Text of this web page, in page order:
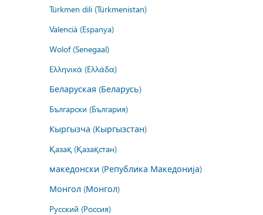
Türkmen dili (Türkmenistan)
Valencià (Espanya)
Wolof (Senegaal)
Ελληνικά (Ελλάδα)
Беларуская (Беларусь)
Български (България)
Кыргызча (Кыргызстан)
Қазақ (Қазақстан)
македонски (Република Македонија)
Монгол (Монгол)
Русский (Россия)